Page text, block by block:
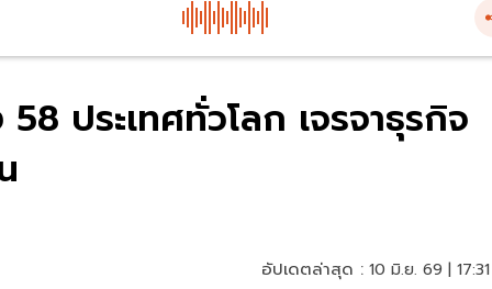
ประเทศทั่วโลก เจรจาธุรกิจ
อัปเดตล่าสุด : 10 มิ.ย. 69 |